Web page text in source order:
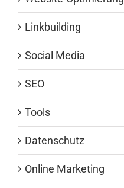
Linkbuilding
Social Media
SEO
Tools
Datenschutz
Online Marketing